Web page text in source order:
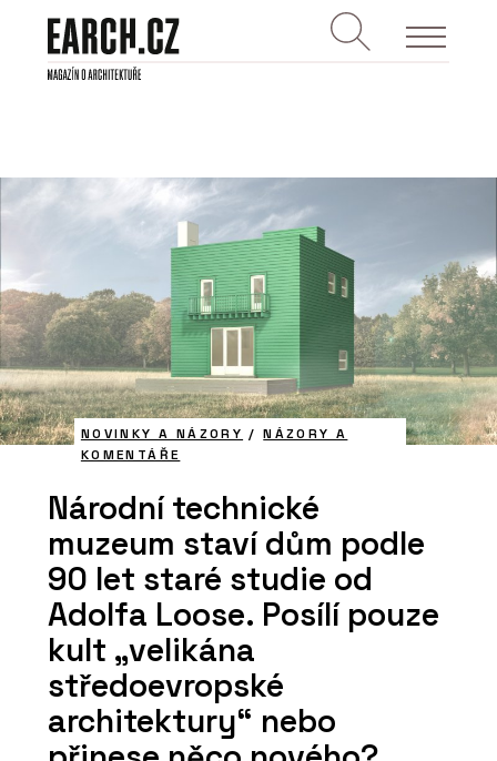
NOVINKY A NÁZORY /NÁZORY A
KOMENTÁŘE
Národní technické
muzeum staví dům podle
90 let staré studie od
Adolfa Loose. Posílí pouze
kult „velikána
středoevropské
architektury“ nebo